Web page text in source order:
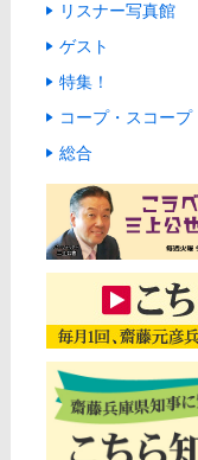
リスナー写真館
ゲスト
特集！
コープ・スコープ
総合